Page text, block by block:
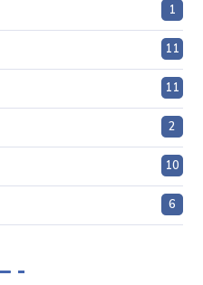
1
11
11
2
10
6